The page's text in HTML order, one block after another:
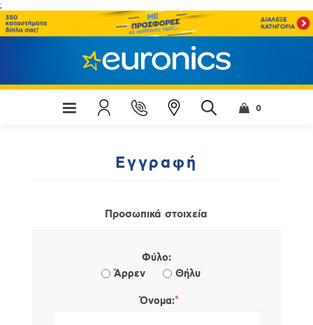
;
0
Εγγραφή
Προσωπικά στοιχεία
Φύλο:
Άρρεν
Θήλυ
Όνομα:*